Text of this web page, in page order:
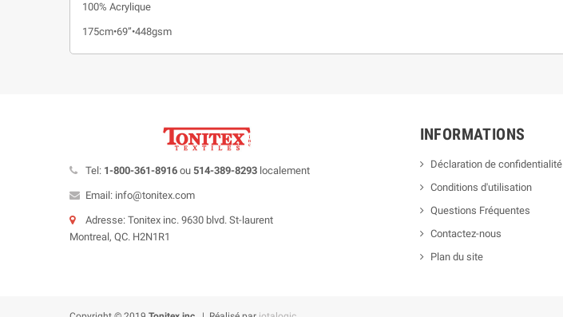
100% Acrylique
175cm•69”•448gsm
Tel: 1-800-361-8916 ou 514-389-8293 localement
Email: info@tonitex.com
Adresse: Tonitex inc. 9630 blvd. St-laurent
Montreal, QC. H2N1R1
INFORMATIONS
Déclaration de confidentialité
Conditions d'utilisation
Questions Fréquentes
Contactez-nous
Plan du site